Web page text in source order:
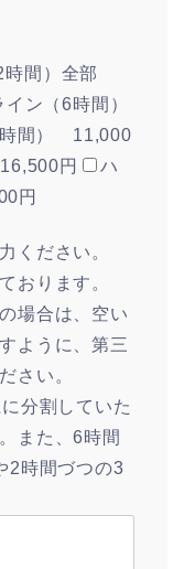
間）全部
ン（6時間）
時間） 11,000
円
ハ
円
ください。
おります。
場合は、空い
ように、第三
さい。
分割していた
また、6時間
2時間づつの3